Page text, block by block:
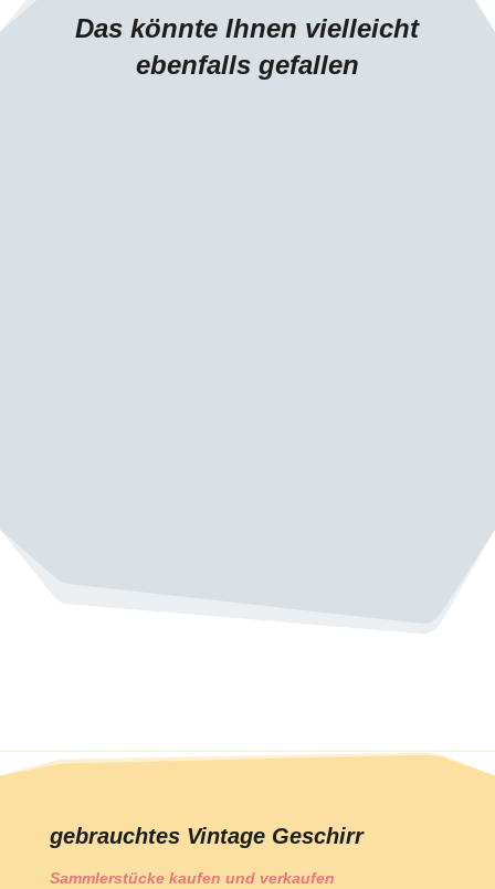
Das könnte Ihnen vielleicht
ebenfalls gefallen
gebrauchtes Vintage Geschirr
Sammlerstücke kaufen und verkaufen